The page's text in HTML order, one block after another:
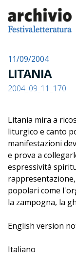
11/09/2004
LITANIA
2004_09_11_170
Litania mira a
liturgico e canto
manifestazioni
e prova a
espressività
popolari come
la zampogna, la
Ambrogio
Erasmo Treglia:
English version
Italiano